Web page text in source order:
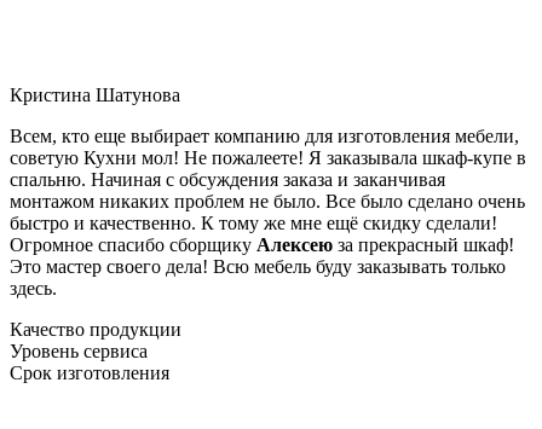
Кристина Шатунова
Всем, кто еще выбирает компанию для изготовления мебели,
советую Кухни мол! Не пожалеете! Я заказывала шкаф-купе в
спальню. Начиная с обсуждения заказа и заканчивая
монтажом никаких проблем не было. Все было сделано очень
быстро и качественно. К тому же мне ещё скидку сделали!
Огромное спасибо сборщику Алексею за прекрасный шкаф!
Это мастер своего дела! Всю мебель буду заказывать только
здесь.
Качество продукции
Уровень сервиса
Срок изготовления